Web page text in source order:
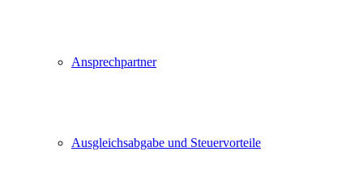
Ansprechpartner
Ausgleichsabgabe und Steuervorteile